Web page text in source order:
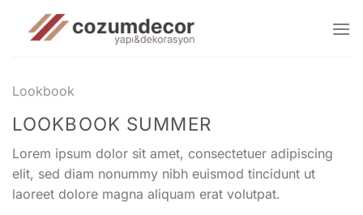
Lookbook
LOOKBOOK SUMMER
Lorem ipsum dolor sit amet, consectetuer adipiscing
elit, sed diam nonummy nibh euismod tincidunt ut
laoreet dolore magna aliquam erat volutpat.